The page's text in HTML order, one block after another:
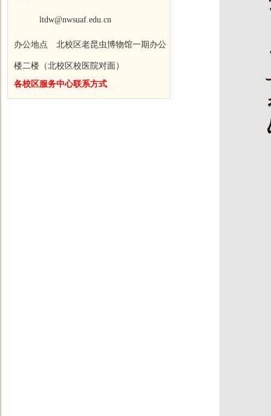
ltdw@nwsuaf.edu.cn
办公地点 北校区老昆虫博物馆一期办公
楼二楼（北校区校医院对面）
各校区服务中心联系方式